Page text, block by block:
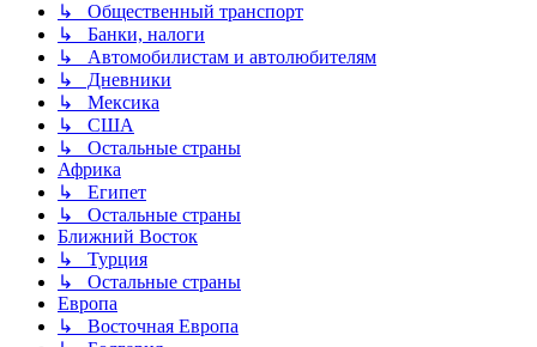
↳ Общественный транспорт
↳ Банки, налоги
↳ Автомобилистам и автолюбителям
↳ Дневники
↳ Мексика
↳ США
↳ Остальные страны
Африка
↳ Египет
↳ Остальные страны
Ближний Восток
↳ Турция
↳ Остальные страны
Европа
↳ Восточная Европа